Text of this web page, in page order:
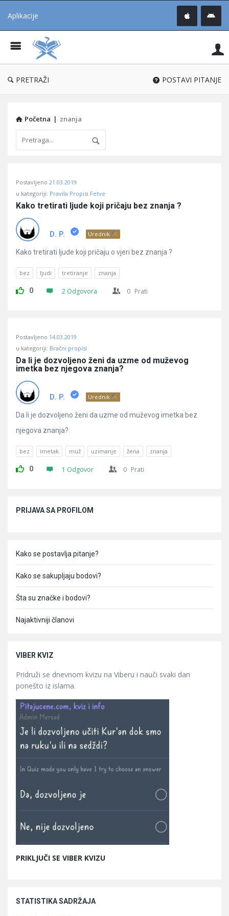
Aplikacije
®
PRETRAŽI POSTAVI PITANJE
Početna | znanja
Učene
Latest
Pitanja
Postavljeno 21.03.2019
u kategoriji: Pravila Propisi Fetve
Kako tretirati ljude koji pričaju bez znanja ?
D. P. Urednik
Kako tretirati ljude koji pričaju o vjeri bez znanja ?
bez ljudi tretiranje znanja
0 2 Odgovora 0 Prati
Postavljeno 14.03.2019
u kategoriji: Bračni propisi
Da li je dozvoljeno ženi da uzme od muževog
imetka bez njegova znanja?
D. P. Urednik
Da li je dozvoljeno ženi da uzme od muževog imetka bez
njegova znanja?
bez imetak muž uzimanje žena znanja
0 1 Odgovor 0 Prati
PRIJAVA SA PROFILOM
Kako se postavlja pitanje?
Kako se sakupljaju bodovi?
Šta su značke i bodovi?
Najaktivniji članovi
VIBER KVIZ
Pridruži se dnevnom kvizu na Viberu i nauči svaki dan
ponešto iz islama.
PRIKLJUČI SE VIBER KVIZU
STATISTIKA SADRŽAJA